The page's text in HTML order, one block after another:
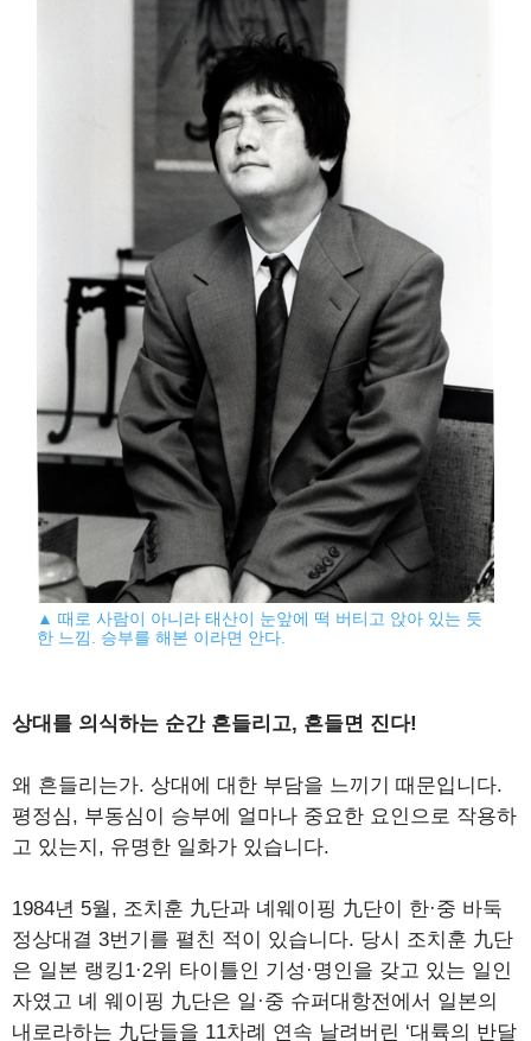
▲ 때로 사람이 아니라 태산이 눈앞에 떡 버티고 앉아 있는 듯
한 느낌. 승부를 해본 이라면 안다.
상대를 의식하는 순간 흔들리고, 흔들면 진다!
왜 흔들리는가. 상대에 대한 부담을 느끼기 때문입니다.
평정심, 부동심이 승부에 얼마나 중요한 요인으로 작용하
고 있는지, 유명한 일화가 있습니다.
1984년 5월, 조치훈 九단과 녜웨이핑 九단이 한·중 바둑
정상대결 3번기를 펼친 적이 있습니다. 당시 조치훈 九단
은 일본 랭킹1·2위 타이틀인 기성·명인을 갖고 있는 일인
자였고 녜 웨이핑 九단은 일·중 슈퍼대항전에서 일본의
내로라하는 九단들을 11차례 연속 날려버린 ‘대륙의 반달